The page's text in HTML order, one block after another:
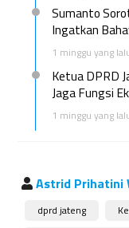
Sumanto
Ingatkan
1 minggu yang
Ketua DPRD
Jaga Fungsi
1 minggu yang
Astrid Prihatini
dprd jateng